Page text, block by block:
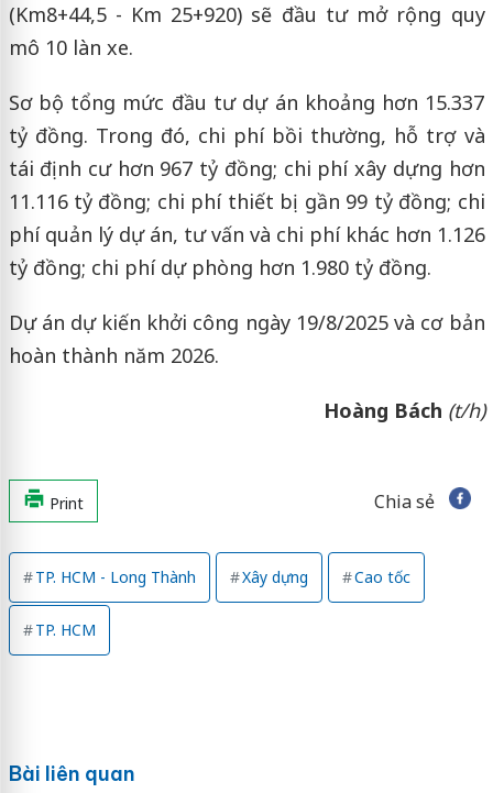
(Km8+44,5 - Km 25+920) sẽ đầu tư mở rộng quy
mô 10 làn xe.
Sơ bộ tổng mức đầu tư dự án khoảng hơn 15.337
tỷ đồng. Trong đó, chi phí bồi thường, hỗ trợ và
tái định cư hơn 967 tỷ đồng; chi phí xây dựng hơn
11.116 tỷ đồng; chi phí thiết bị gần 99 tỷ đồng; chi
phí quản lý dự án, tư vấn và chi phí khác hơn 1.126
tỷ đồng; chi phí dự phòng hơn 1.980 tỷ đồng.
Dự án dự kiến khởi công ngày 19/8/2025 và cơ bản
hoàn thành năm 2026.
Hoàng Bách (t/h)
Print Chia sẻ
TP. HCM - Long Thành Xây dựng Cao tốc
TP. HCM
Bài liên quan